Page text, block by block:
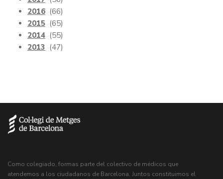
2016 (66)
2015 (65)
2014 (55)
2013 (47)
Como colegiado, formas parte del colectivo de médicos que
atendemos a los ciudadanos de Barcelona. Juntos constituimos el